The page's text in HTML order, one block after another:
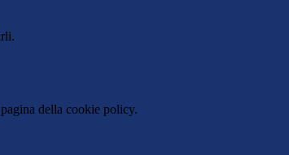
della cookie policy.